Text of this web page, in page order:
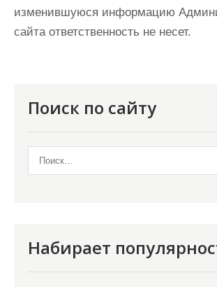
изменившуюся информацию
сайта ответственность не несет.
Поиск по сайту
Набирает